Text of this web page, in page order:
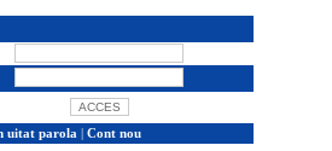
uitat parola | Cont nou